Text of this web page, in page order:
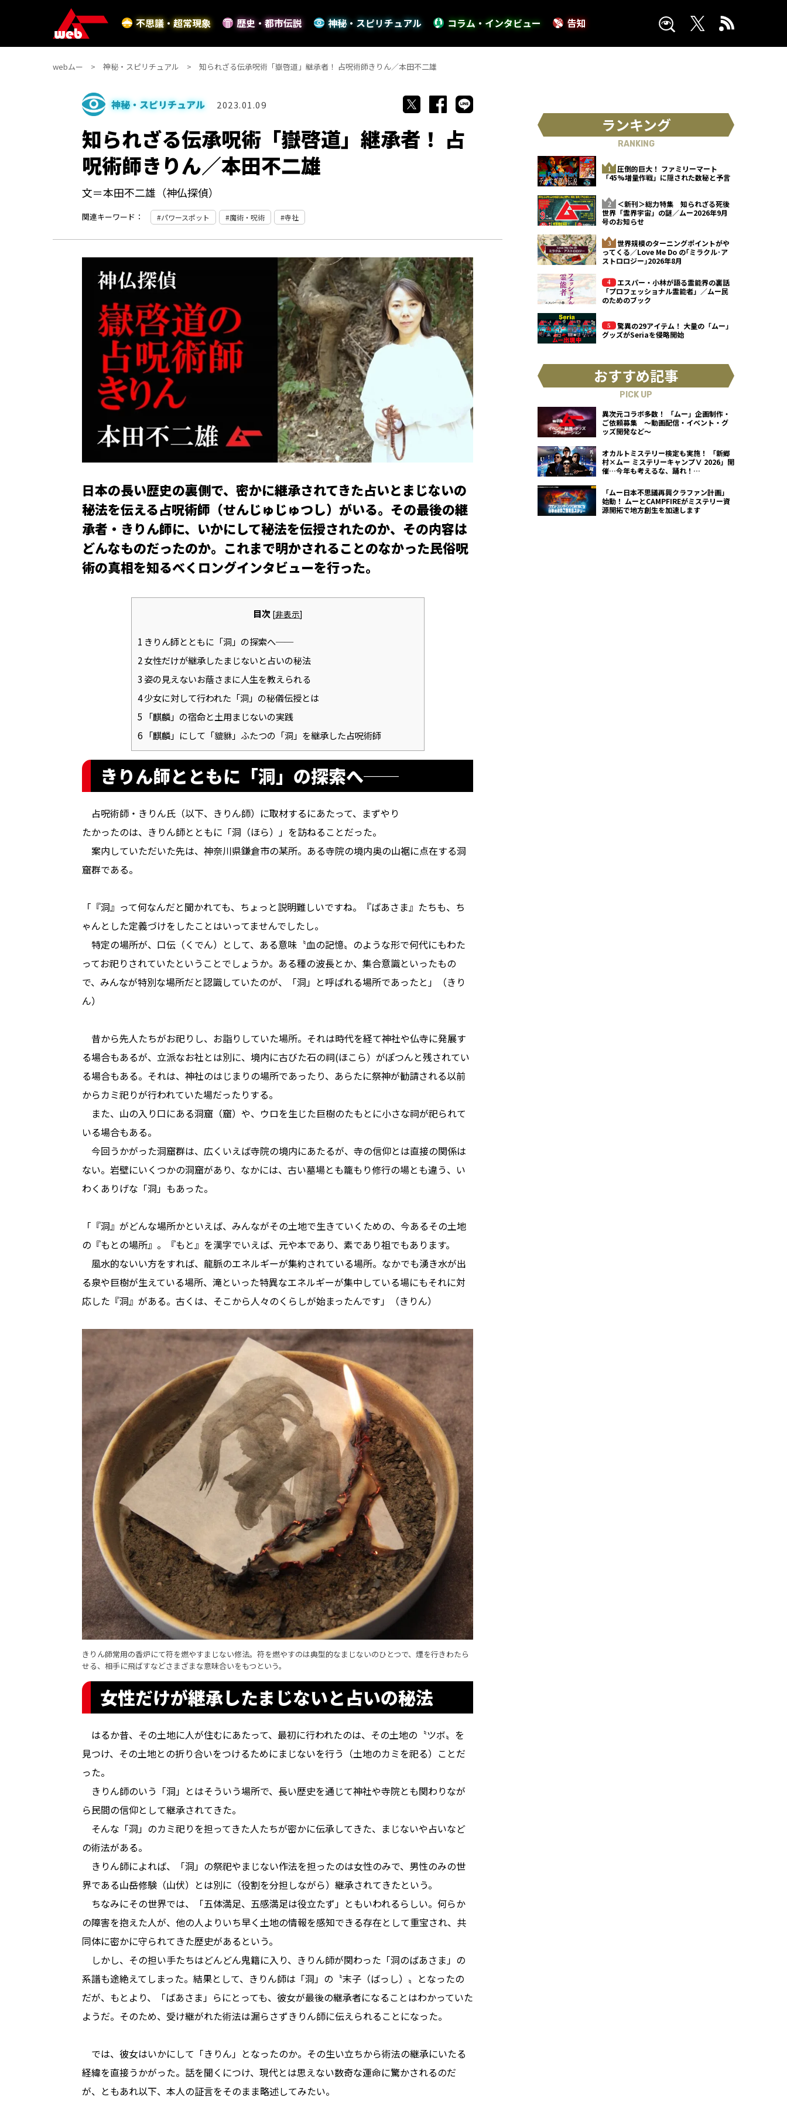
不思議・超常現象 歴史・都市伝説 神秘・スピリチュアル コラム・インタビュー 告知
webムー 神秘・スピリチュアル 知られざる伝承呪術「嶽啓道」継承者！ 占呪術師きりん／本田不二雄
神秘・スピリチュアル 2023.01.09
知られざる伝承呪術「嶽啓道」継承者！ 占
呪術師きりん／本田不二雄
文＝本田不二雄（神仏探偵）
関連キーワード： パワースポット 魔術・呪術 寺社
日本の長い歴史の裏側で、密かに継承されてきた占いとまじないの
秘法を伝える占呪術師（せんじゅじゅつし）がいる。その最後の継
承者・きりん師に、いかにして秘法を伝授されたのか、その内容は
どんなものだったのか。これまで明かされることのなかった民俗呪
術の真相を知るべくロングインタビューを行った。
目次 [非表示]
1 きりん師とともに「洞」の探索へ──
2女性だけが継承したまじないと占いの秘法
3 姿の見えないお蔭さまに人生を教えられる
4少女に対して行われた「洞」の秘儀伝授とは
5 「麒麟」の宿命と土用まじないの実践
6「麒麟」にして「貔貅」ふたつの「洞」を継承した占呪術師
きりん師とともに「洞」の探索へ──
占呪術師・きりん氏（以下、きりん師）に取材するにあたって、まずやり
たかったのは、きりん師とともに「洞（ほら）」を訪ねることだった。
案内していただいた先は、神奈川県鎌倉市の某所。ある寺院の境内奥の山裾に点在する洞
窟群である。
「『洞』って何なんだと聞かれても、ちょっと説明難しいですね。『ばあさま』たちも、ち
ゃんとした定義づけをしたことはいってませんでしたし。
特定の場所が、口伝（くでん）として、ある意味〝血の記憶〟のような形で何代にもわた
ってお祀りされていたということでしょうか。ある種の波長とか、集合意識といったもの
で、みんなが特別な場所だと認識していたのが、「洞」と呼ばれる場所であったと」（きり
ん）
昔から先人たちがお祀りし、お詣りしていた場所。それは時代を経て神社や仏寺に発展す
る場合もあるが、立派なお社とは別に、境内に古びた石の祠(ほこら）がぽつんと残されてい
る場合もある。それは、神社のはじまりの場所であったり、あらたに祭神が勧請される以前
からカミ祀りが行われていた場だったりする。
また、山の入り口にある洞窟（窟）や、ウロを生じた巨樹のたもとに小さな祠が祀られて
いる場合もある。
今回うかがった洞窟群は、広くいえば寺院の境内にあたるが、寺の信仰とは直接の関係は
ない。岩壁にいくつかの洞窟があり、なかには、古い墓場とも籠もり修行の場とも違う、い
わくありげな「洞」もあった。
「『洞』がどんな場所かといえば、みんながその土地で生きていくための、今あるその土地
の『もとの場所』。『もと』を漢字でいえば、元や本であり、素であり祖でもあります。
風水的ないい方をすれば、龍脈のエネルギーが集約されている場所。なかでも湧き水が出
る泉や巨樹が生えている場所、滝といった特異なエネルギーが集中している場にもそれに対
応した『洞』がある。古くは、そこから人々のくらしが始まったんです」（きりん）
きりん師常用の香炉にて符を燃やすまじない修法。符を燃やすのは典型的なまじないのひとつで、煙を行きわたら
せる、相手に飛ばすなどさまざまな意味合いをもつという。
女性だけが継承したまじないと占いの秘法
はるか昔、その土地に人が住むにあたって、最初に行われたのは、その土地の〝ツボ〟を
見つけ、その土地との折り合いをつけるためにまじないを行う（土地のカミを祀る）ことだ
った。
きりん師のいう「洞」とはそういう場所で、長い歴史を通じて神社や寺院とも関わりなが
ら民間の信仰として継承されてきた。
そんな「洞」のカミ祀りを担ってきた人たちが密かに伝承してきた、まじないや占いなど
の術法がある。
きりん師によれば、「洞」の祭祀やまじない作法を担ったのは女性のみで、男性のみの世
界である山岳修験（山伏）とは別に（役割を分担しながら）継承されてきたという。
ちなみにその世界では、「五体満足、五感満足は役立たず」ともいわれるらしい。何らか
の障害を抱えた人が、他の人よりいち早く土地の情報を感知できる存在として重宝され、共
同体に密かに守られてきた歴史があるという。
しかし、その担い手たちはどんどん鬼籍に入り、きりん師が関わった「洞のばあさま」の
系譜も途絶えてしまった。結果として、きりん師は「洞」の〝末子（ばっし）〟となったの
だが、もとより、「ばあさま」らにとっても、彼女が最後の継承者になることはわかっていた
ようだ。そのため、受け継がれた術法は漏らさずきりん師に伝えられることになった。
では、彼女はいかにして「きりん」となったのか。その生い立ちから術法の継承にいたる
経緯を直接うかがった。話を聞くにつけ、現代とは思えない数奇な運命に驚かされるのだ
が、ともあれ以下、本人の証言をそのまま略述してみたい。
ランキング
RANKING
圧倒的巨大！ ファミリーマート
「45%増量作戦」に隠された数秘と予言
＜新刊＞総力特集 知られざる死後
世界「霊界宇宙」の謎／ムー2026年9月
号のお知らせ
世界規模のターニングポイントがや
ってくる／Love Me Do の｢ミラクル･ア
ストロロジー｣2026年8月
エスパー・小林が語る霊能界の裏話
「プロフェッショナル霊能者」／ムー民
のためのブック
驚異の29アイテム！ 大量の「ムー」
グッズがSeriaを侵略開始
おすすめ記事
PICK UP
異次元コラボ多数！ 「ムー」企画制作・
ご依頼募集 ～動画配信・イベント・グ
ッズ開発など～
オカルトミステリー検定も実施！ 「新郷
村×ムー ミステリーキャンプⅤ 2026」開
催…今年も考えるな、踊れ！
「ムー日本不思議再興クラファン計画」
始動！ ムーとCAMPFIREがミステリー資
源開拓で地方創生を加速します